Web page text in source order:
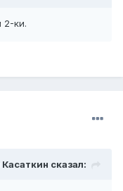
2-ки.
сказал: